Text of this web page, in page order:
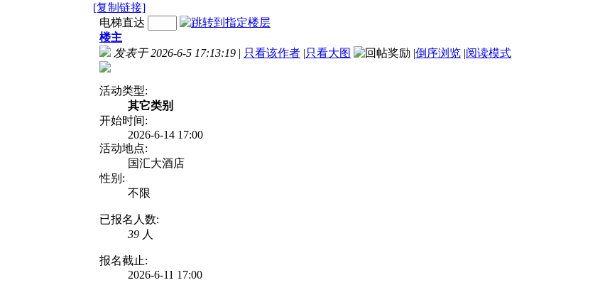
[复制链接]
电梯直达
楼主
发表于 2026-6-5 17:13:19 | 只看该作者 |只看大图 |倒序浏览 |阅读模式
活动类型:
其它类别
开始时间:
2026-6-14 17:00
活动地点:
国汇大酒店
性别:
不限
已报名人数:
39 人
报名截止:
2026-6-11 17:00